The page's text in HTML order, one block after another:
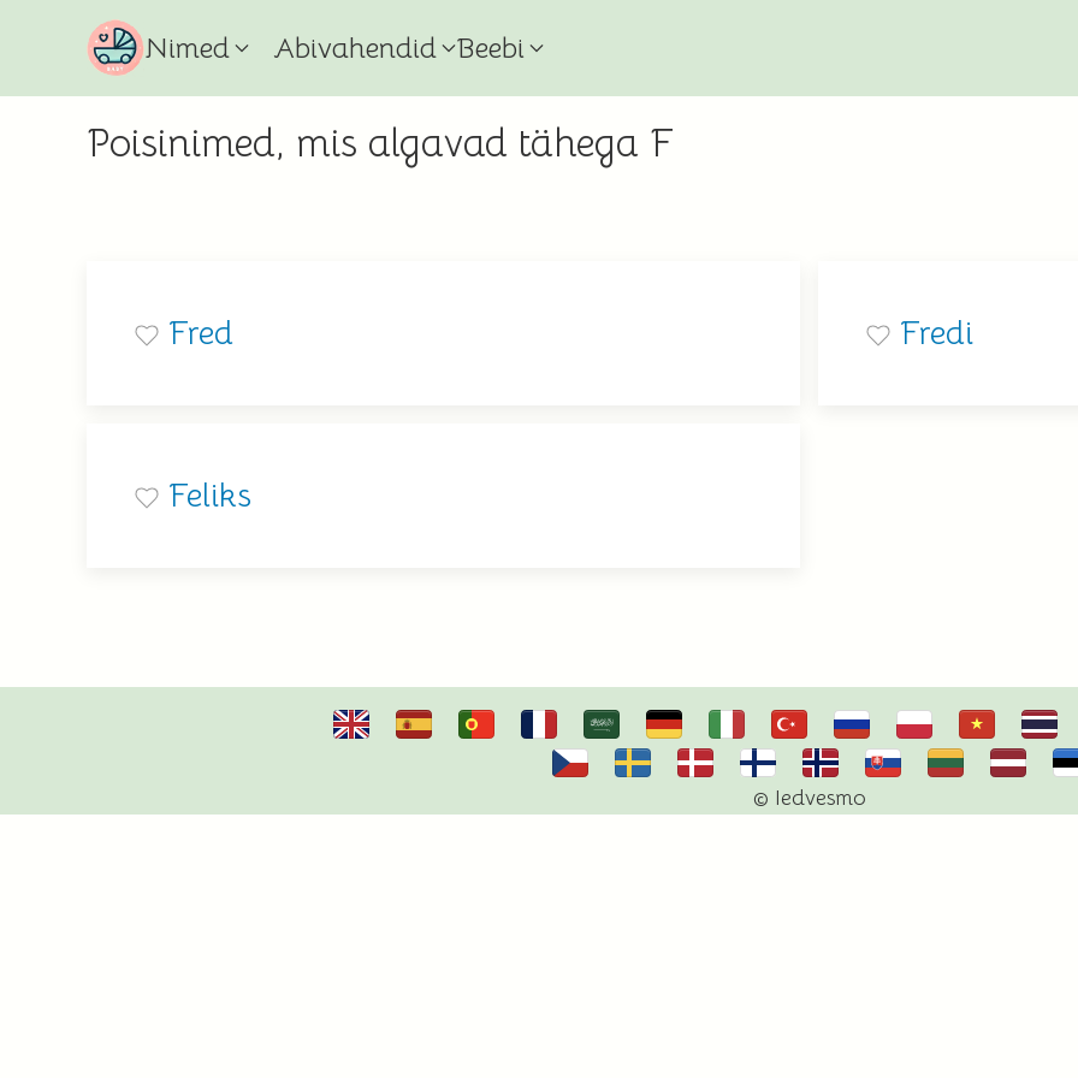
Nimed Abivahendid Beebi
Poisinimed, mis algavad tähega F
Fred Fredi
Feliks
© Iedvesmo